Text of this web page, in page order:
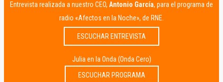
Entrevista realizada a nuestro CEO, Antonio García, para el programa de
radio «Afectos en la Noche», de RNE.
ESCUCHAR ENTREVISTA
Julia en la Onda (Onda Cero)
ESCUCHAR PROGRAMA